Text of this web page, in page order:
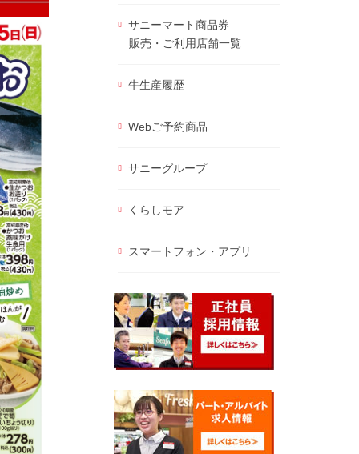
サニーマート商品券
販売・ご利用店舗一覧
牛生産履歴
Webご予約商品
サニーグループ
くらしモア
スマートフォン・アプリ